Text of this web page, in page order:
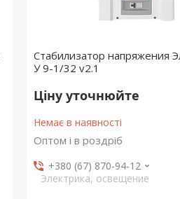
Стабилизатор напряжения
У 9-1/32 v2.1
Ціну уточнюйте
Немає в наявності
Оптом і в роздріб
+380 (67) 870-94-12
Электрика, освещение